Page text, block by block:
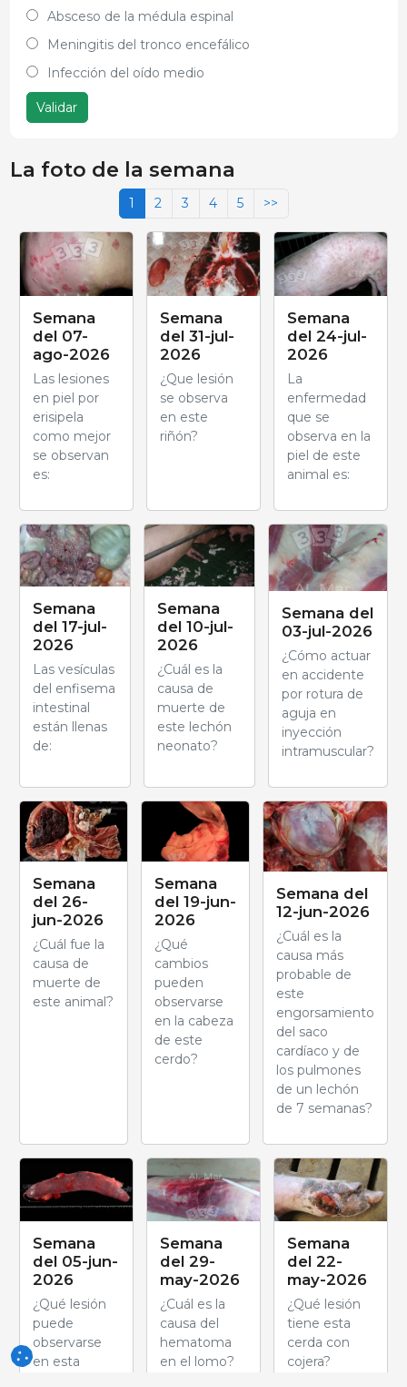
Absceso de la médula espinal
Meningitis del tronco encefálico
Infección del oído medio
Validar
La foto de la semana
1 2 3 4 5 >>
Semana
del 07-
ago-2026
Las lesiones
en piel por
erisipela
como mejor
se observan
es:
Semana
del 31-jul-
2026
¿Que lesión
se observa
en este
riñón?
Semana
del 24-jul-
2026
La
enfermedad
que se
observa en la
piel de este
animal es:
Semana
del 17-jul-
2026
Las vesículas
del enfisema
intestinal
están llenas
de:
Semana
del 10-jul-
2026
¿Cuál es la
causa de
muerte de
este lechón
neonato?
Semana del
03-jul-2026
¿Cómo actuar
en accidente
por rotura de
aguja en
inyección
intramuscular?
Semana
del 26-
jun-2026
¿Cuál fue la
causa de
muerte de
este animal?
Semana
del 19-jun-
2026
¿Qué
cambios
pueden
observarse
en la cabeza
de este
cerdo?
Semana del
12-jun-2026
¿Cuál es la
causa más
probable de
este
engorsamiento
del saco
cardíaco y de
los pulmones
de un lechón
de 7 semanas?
Semana
del 05-jun-
2026
¿Qué lesión
puede
observarse
en esta
Semana
del 29-
may-2026
¿Cuál es la
causa del
hematoma
en el lomo?
Semana
del 22-
may-2026
¿Qué lesión
tiene esta
cerda con
cojera?